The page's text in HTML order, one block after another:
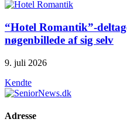
“Hotel Romantik”-
nøgenbillede af sig selv
9. juli 2026
Kendte
Adresse